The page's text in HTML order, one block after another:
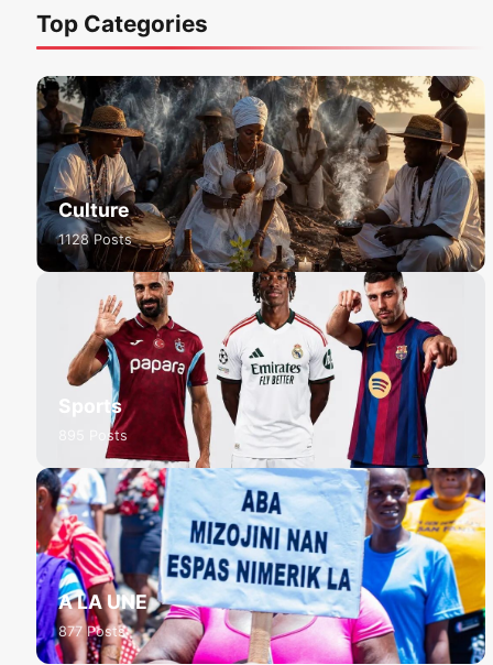
Top Categories
Culture
1128 Posts
Sports
895 Posts
A LA UNE
877 Posts